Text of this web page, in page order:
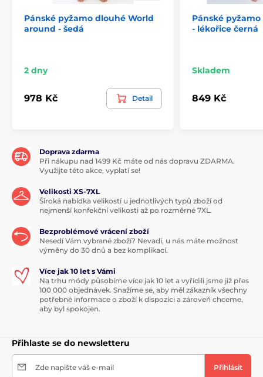
Pánské pyžamo dlouhé World
around - šedá
2 dny
978 Kč Detail
Pánské
- lékořice černá
Skladem
849 Kč
Doprava zdarma
Při nákupu nad 1499 Kč máte od nás dopravu ZDARMA.
Využijte této akce, vyplatí se!
Velikosti XS-7XL
Široká nabídka velikostí u jednotlivých typů zboží od
nejmenší konfekční velikosti až po rozměrné 7XL.
Bezproblémové vrácení zboží
Nesedí Vám vybrané zboží? Nevadí, u nás máte možnost
výměny do 30 dnů a bez komplikací.
Více jak 10 let s Vámi
Na trhu módy působíme více jak 10 let a vyřídili jsme již přes
100 000 objednávek. Snažíme se, aby měl zákazník všechny
potřebné informace o zboží k dispozici a zároveň chceme,
aby byl spokojen.
Přihlaste se do newsletteru
Zde napište váš e-mail Přihlásit